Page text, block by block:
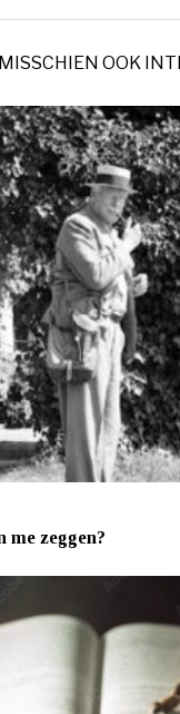
OOK
me zeggen?